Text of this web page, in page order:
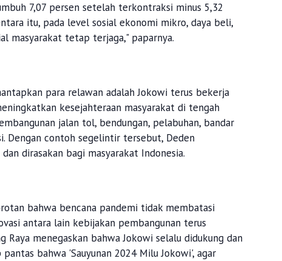
7,07 persen setelah terkontraksi minus 5,32
itu, pada level sosial ekonomi mikro, daya beli,
masyarakat tetap terjaga," paparnya.
para relawan adalah Jokowi terus bekerja
kesejahteraan masyarakat di tengah
jalan tol, bendungan, pelabuhan, bandar
Dengan contoh segelintir tersebut, Deden
dirasakan bagi masyarakat Indonesia.
bahwa bencana pandemi tidak membatasi
antara lain kebijakan pembangunan terus
Raya menegaskan bahwa Jokowi selalu didukung dan
bahwa 'Sauyunan 2024 Milu Jokowi', agar